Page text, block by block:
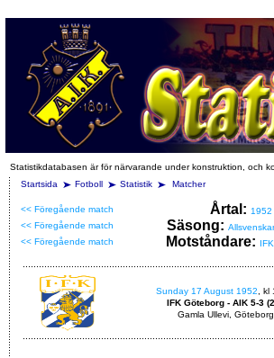
Statistikdatabasen är för närvarande under konstruktion, och
Startsida
Fotboll Statistik Matcher
<< Föregående match Årtal: 1952
<< Föregående match
Säsong:
<< Föregående match
Motståndare:
Sunday 17 August 1952 ,
IFK Göteborg - AIK 5-3
Gamla Ullevi, Göteborg